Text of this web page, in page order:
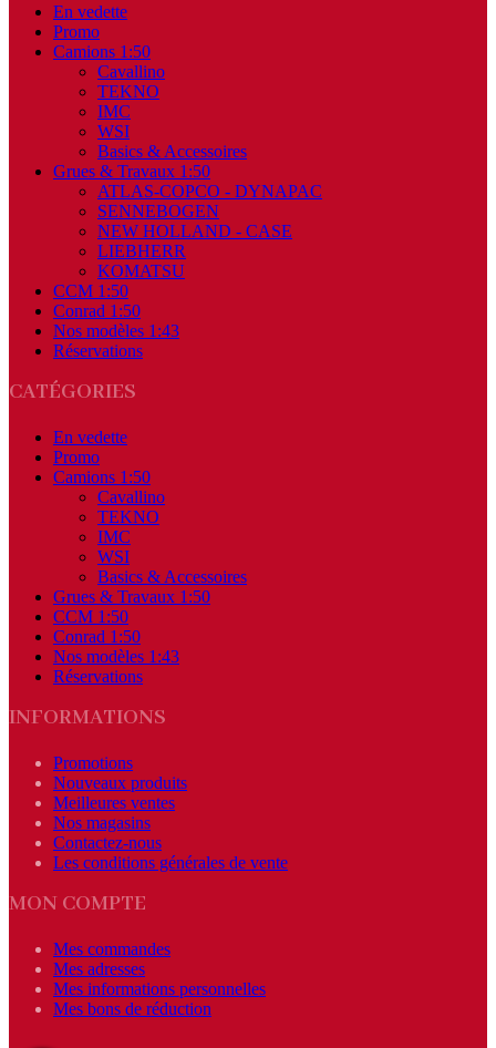
En vedette
Promo
Camions 1:50
Cavallino
TEKNO
IMC
WSI
Basics & Accessoires
Grues & Travaux 1:50
ATLAS-COPCO - DYNAPAC
SENNEBOGEN
NEW HOLLAND - CASE
LIEBHERR
KOMATSU
CCM 1:50
Conrad 1:50
Nos modèles 1:43
Réservations
CATÉGORIES
En vedette
Promo
Camions 1:50
Cavallino
TEKNO
IMC
WSI
Basics & Accessoires
Grues & Travaux 1:50
CCM 1:50
Conrad 1:50
Nos modèles 1:43
Réservations
INFORMATIONS
Promotions
Nouveaux produits
Meilleures ventes
Nos magasins
Contactez-nous
Les conditions générales de vente
MON COMPTE
Mes commandes
Mes adresses
Mes informations personnelles
Mes bons de réduction